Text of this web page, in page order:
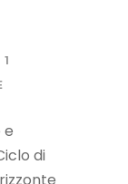
e
di